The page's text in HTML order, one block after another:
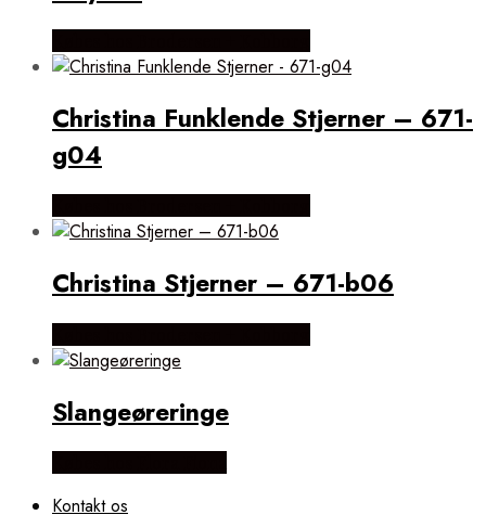
Christina Funklende Stjerner – 671-
g04
Christina Stjerner – 671-b06
Slangeøreringe
Kontakt os